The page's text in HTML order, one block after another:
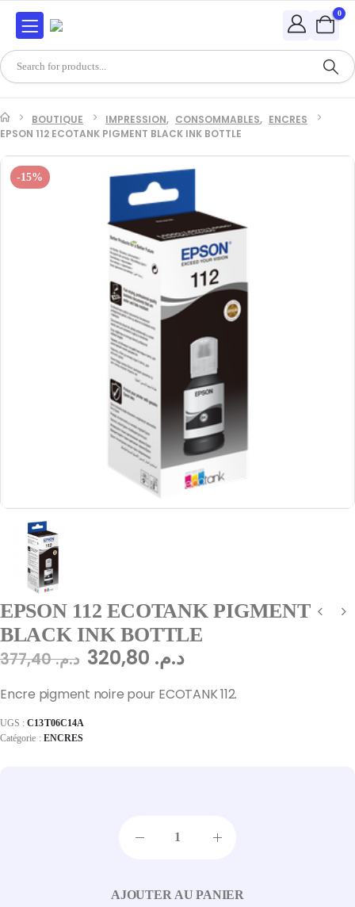
0
BOUTIQUE IMPRESSION, CONSOMMABLES, ENCRES
EPSON 112 ECOTANK PIGMENT BLACK INK BOTTLE
-15%
EPSON 112 ECOTANK PIGMENT
BLACK INK BOTTLE
د.م.377,40 د.م.
Encre pigment noire pour ECOTANK 112.
UGS :C13T06C14A
Catégorie : ENCRES
AJOUTER AU PANIER